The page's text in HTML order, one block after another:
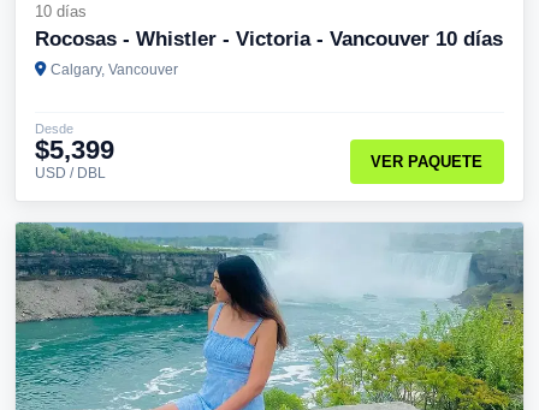
10 días
Rocosas - Whistler - Victoria - Vancouver 10 días
Calgary, Vancouver
Desde
$5,399
USD / DBL
VER PAQUETE